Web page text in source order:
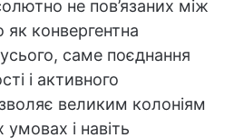
не пов’язаних між
конвергентна
саме поєднання
і активного
великим колоніям
і навіть